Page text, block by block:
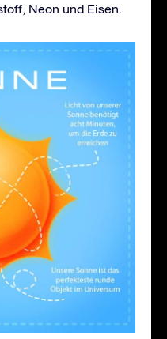
Neon und Eisen.